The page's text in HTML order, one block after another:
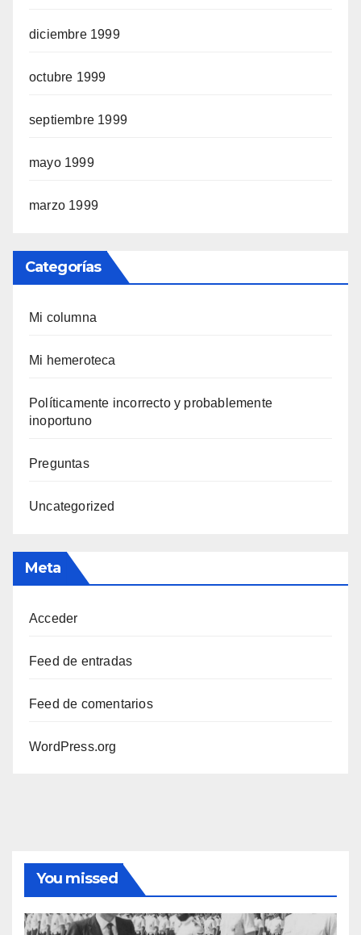
diciembre 1999
octubre 1999
septiembre 1999
mayo 1999
marzo 1999
Categorías
Mi columna
Mi hemeroteca
Polí­ticamente incorrecto y probablemente
inoportuno
Preguntas
Uncategorized
Meta
Acceder
Feed de entradas
Feed de comentarios
WordPress.org
You missed